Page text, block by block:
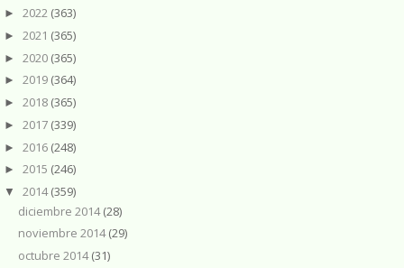
► 2022 (363)
► 2021 (365)
► 2020 (365)
► 2019 (364)
► 2018 (365)
► 2017 (339)
► 2016 (248)
► 2015 (246)
▼ 2014(359)
diciembre 2014(28)
noviembre 2014(29)
octubre 2014(31)